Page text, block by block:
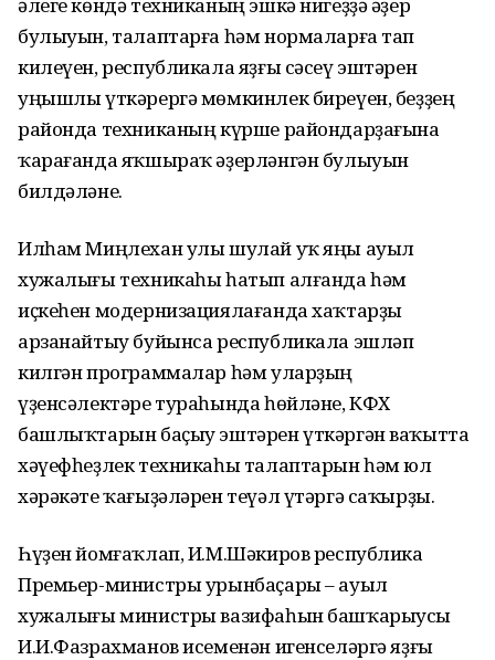
булыуын, талаптарға һәм нормаларға тап
килеүен, республикала яҙғы сәсеү эштәрен
уңышлы үткәрергә мөмкинлек биреүен, беҙҙең
районда техниканың күрше райондарҙағына
ҡарағанда яҡшыраҡ әҙерләнгән булыуын
билдәләне.
Илһам Миңлехан улы шулай уҡ яңы ауыл
хужалығы техникаһы һатып алғанда һәм
иҫкеһен модернизациялағанда хаҡтарҙы
арзанайтыу буйынса республикала эшләп
килгән программалар һәм уларҙың
үҙенсәлектәре тураһында һөйләне, КФХ
башлыҡтарын баҫыу эштәрен үткәргән ваҡытта
хәүефһеҙлек техникаһы талаптарын һәм юл
хәрәкәте ҡағыҙәләрен теүәл үтәргә саҡырҙы.
Һүҙен йомғаҡлап, И.М.Шәкиров республика
Премьер-министры урынбаҫары – ауыл
хужалығы министры вазифаһын башҡарыусы
И.И.Фазрахманов исеменән игенселәргә яҙғы